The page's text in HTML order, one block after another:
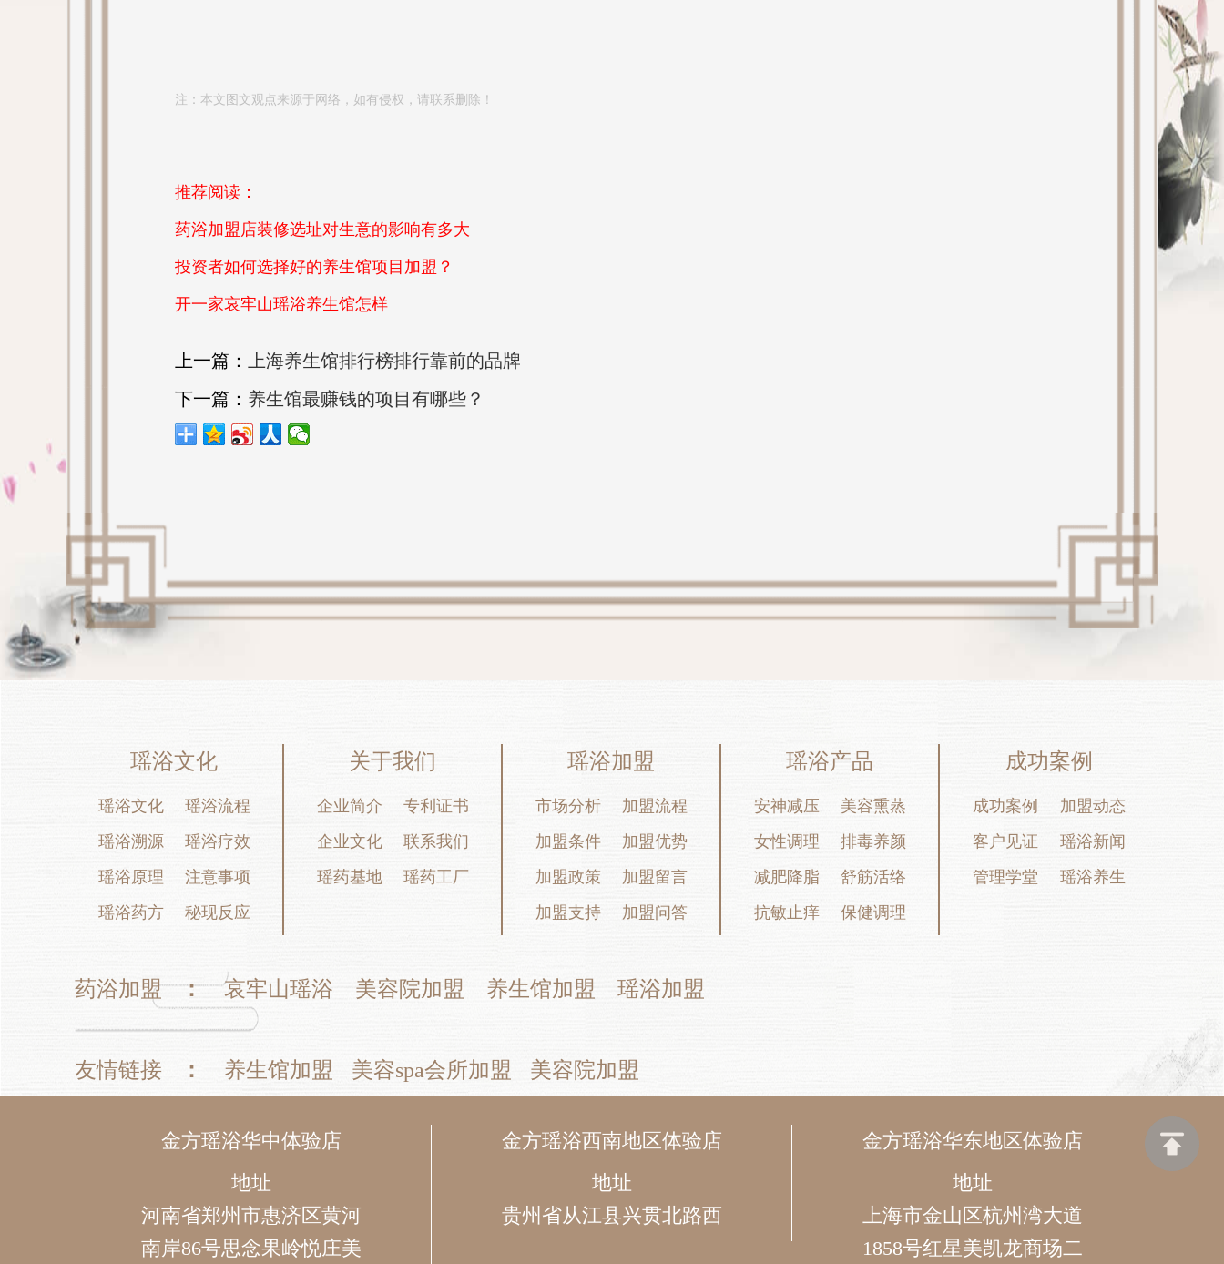
注：本文图文观点来源于网络，如有侵权，请联系删除！
推荐阅读：
药浴加盟店装修选址对生意的影响有多大
投资者如何选择好的养生馆项目加盟？
开一家哀牢山瑶浴养生馆怎样
上一篇：
上海养生馆排行榜排行靠前的品牌
下一篇： 养生馆最赚钱的项目有哪些？
瑶浴文化
瑶浴文化
瑶浴流程
瑶浴溯源
瑶浴疗效
瑶浴原理
注意事项
瑶浴药方
秘现反应
关于我们
企业简介
专利证书
企业文化
联系我们
瑶药基地
瑶药工厂
瑶浴加盟
市场分析
加盟流程
加盟条件
加盟优势
加盟政策
加盟留言
加盟支持
加盟问答
瑶浴产品
安神减压
美容熏蒸
女性调理
排毒养颜
减肥降脂
舒筋活络
抗敏止痒
保健调理
成功案例
成功案例
加盟动态
客户见证
瑶浴新闻
管理学堂
瑶浴养生
药浴加盟 ： 哀牢山瑶浴 美容院加盟 养生馆加盟 瑶浴加盟
友情链接 ： 养生馆加盟 美容spa会所加盟 美容院加盟
金方瑶浴华中体验店
地址
河南省郑州市惠济区黄河
南岸86号思念果岭悦庄美
金方瑶浴西南地区体验店
地址
贵州省从江县兴贯北路西
金方瑶浴华东地区体验店
地址
上海市金山区杭州湾大道
1858号红星美凯龙商场二